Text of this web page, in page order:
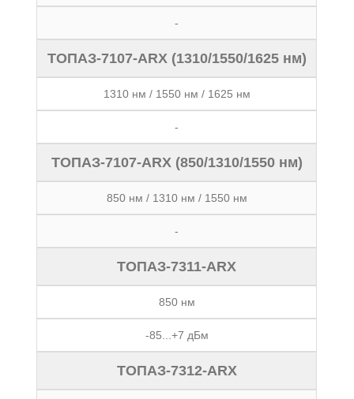
-
ТОПАЗ-7107-ARX (1310/1550/1625 нм)
1310 нм / 1550 нм / 1625 нм
-
ТОПАЗ-7107-ARX (850/1310/1550 нм)
850 нм / 1310 нм / 1550 нм
-
ТОПАЗ-7311-ARX
850 нм
-85...+7 дБм
ТОПАЗ-7312-ARX